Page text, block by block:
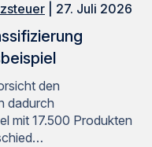
| 27. Juli 2026
den
dadurch
mit 17.500 Produkten